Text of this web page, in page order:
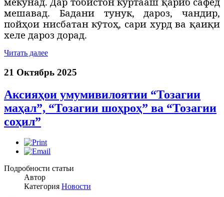
мешавад. Бадани тунук, дароз, чандир,
пойҳои нисбатан кӯтоҳ, сари хурд ва қаиқи
хеле дароз дорад.
Читать далее
21 Октябрь 2025
Аксияҳои умумивилоятии “Тозагии
маҳал”, “Тозагии шоҳроҳ” ва “Тозагии
соҳил”
Подробности статьи
Автор
Категория Новости